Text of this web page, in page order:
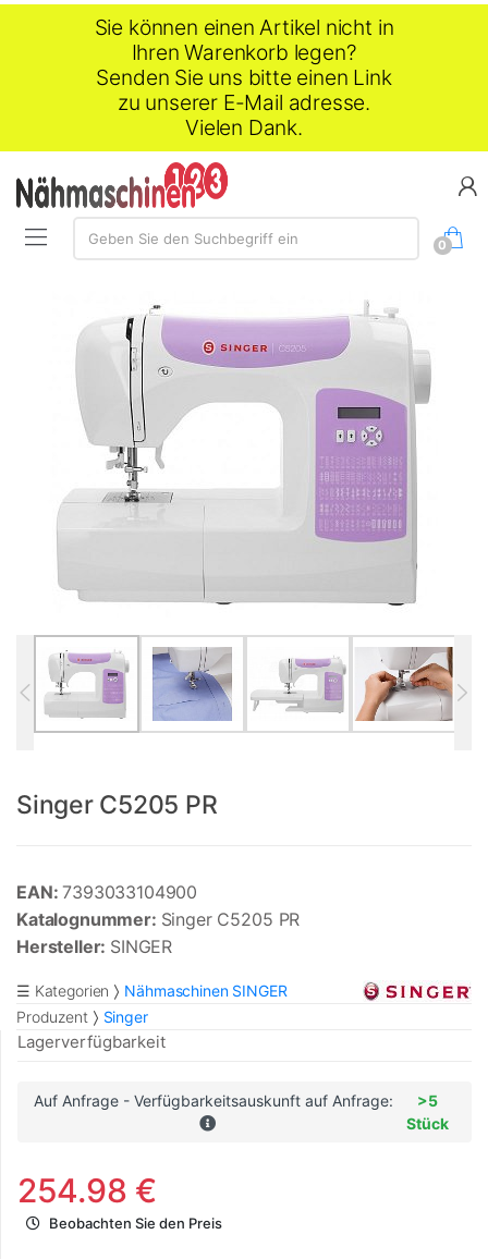
Sie können einen Artikel nicht in
Ihren Warenkorb legen?
Senden Sie uns bitte einen Link
zu unserer E-Mail adresse.
Vielen Dank.
Suche:
Geben Sie den Suchbegriff ein
0
Singer C5205 PR
EAN: 7393033104900
Katalognummer: Singer C5205 PR
Hersteller: SINGER
☰ Kategorien
Nähmaschinen SINGER
Produzent
Singer
Lagerverfügbarkeit
Auf Anfrage - Verfügbarkeitsauskunft auf Anfrage:
>5
Stück
254.98 €
Beobachten Sie den Preis